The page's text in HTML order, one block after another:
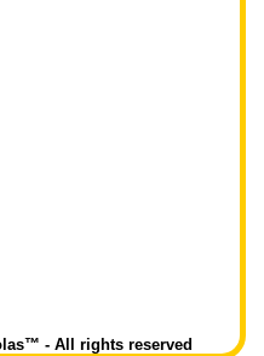
- All rights reserved